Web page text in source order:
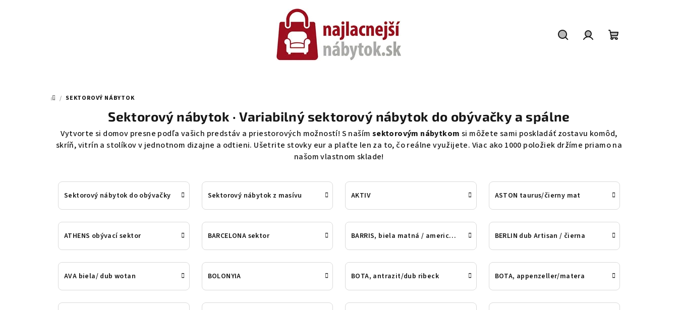
DOMOV
/ SEKTOROVÝ NÁBYTOK
Sektorový nábytok · Variabilný sektorový nábytok do obývačky a spálne
Vytvorte si domov presne podľa vašich predstáv a priestorových možností! S naším sektorovým nábytkom si môžete sami poskladáť zostavu komôd,
skríň, vitrín a stolíkov v jednotnom dizajne a odtieni. Ušetrite stovky eur a plaťte len za to, čo reálne využijete. Viac ako 1000 položiek držíme priamo na
našom vlastnom sklade!
Sektorový nábytok do obývačky Sektorový nábytok z masívu AKTIV ASTON taurus/čierny mat
ATHENS obývací sektor BARCELONA sektor BARRIS, biela matná / americký o BERLIN dub Artisan / čierna
AVA biela/ dub wotan BOLONYIA BOTA, antrazit/dub ribeck BOTA, appenzeller/matera